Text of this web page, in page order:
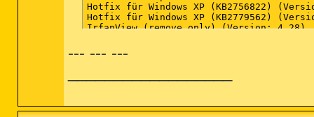
--- --- ---